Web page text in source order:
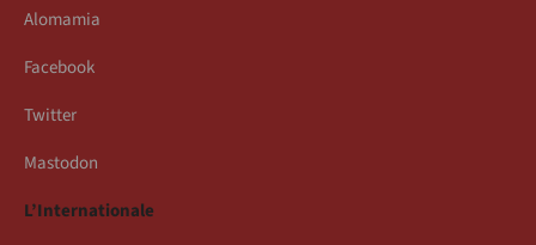
Alomamia
Facebook
Twitter
Mastodon
L’Internationale